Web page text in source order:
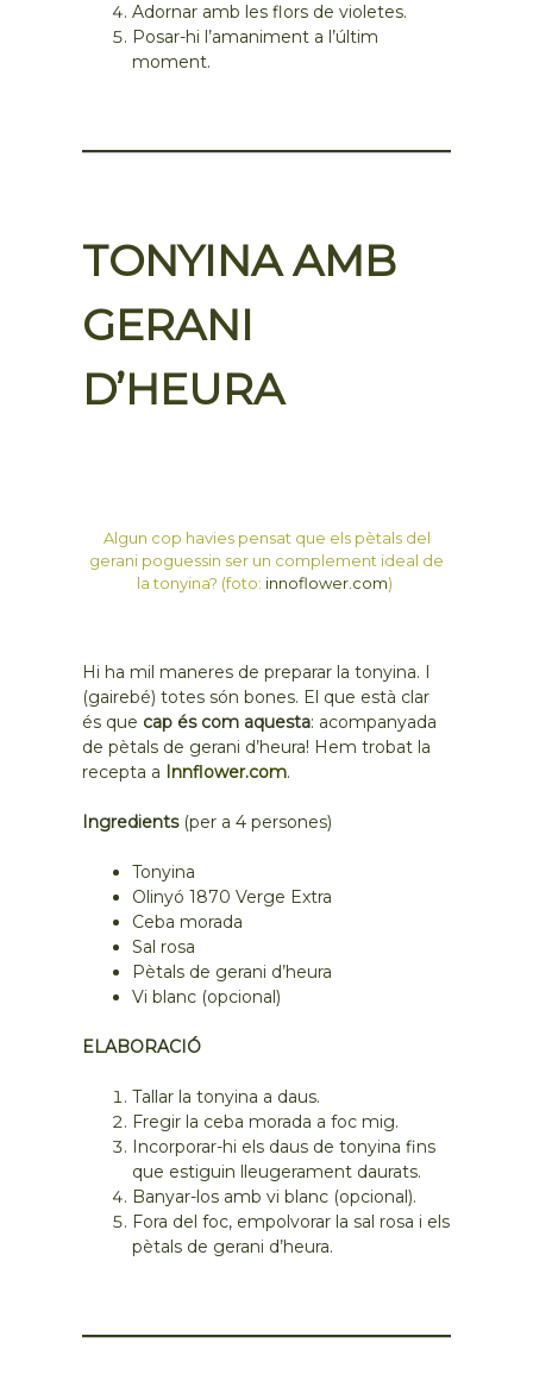
Adornar amb les flors de violetes.
Posar-hi l’amaniment a l’últim
moment.
TONYINA AMB
GERANI
D’HEURA
Algun cop havies pensat que els pètals del
gerani poguessin ser un complement ideal de
la tonyina? (foto: innoflower.com)
Hi ha mil maneres de preparar la tonyina. I
(gairebé) totes són bones. El que està clar
és que cap és com aquesta: acompanyada
de pètals de gerani d’heura! Hem trobat la
recepta a Innflower.com.
Ingredients (per a 4 persones)
Tonyina
Olinyó 1870 Verge Extra
Ceba morada
Sal rosa
Pètals de gerani d’heura
Vi blanc (opcional)
ELABORACIÓ
Tallar la tonyina a daus.
Fregir la ceba morada a foc mig.
Incorporar-hi els daus de tonyina fins
que estiguin lleugerament daurats.
Banyar-los amb vi blanc (opcional).
Fora del foc, empolvorar la sal rosa i els
pètals de gerani d’heura.